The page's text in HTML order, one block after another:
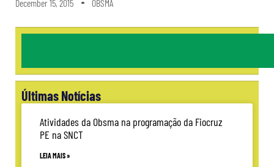
December 15, 2015 OBSMA
Últimas Notícias
Atividades da Obsma na programação da Fiocruz
PE na SNCT
LEIA MAIS »